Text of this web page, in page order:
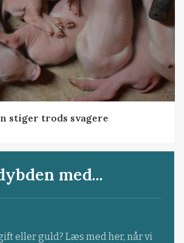
stiger trods svagere
med...
eller guld? Læs med her, når vi